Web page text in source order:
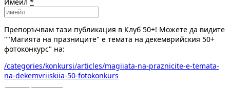
Препоръчвам тази публикация в Клуб 50+! Можете да видите
""Магията на празниците" е темата на декемврийския 50+
фотоконкурс" на:
/categories/konkursi/articles/magiiata-na-praznicite-e-temata-
na-dekemvriiskiia-50-fotokonkurs